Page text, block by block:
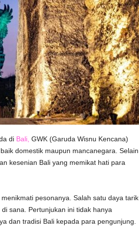
di Bali, GWK (Garuda Wisnu Kencana)
domestik maupun mancanegara. Selain
kesenian Bali yang memikat hati para
pesonanya. Salah satu daya tarik
sana. Pertunjukan ini tidak hanya
dan tradisi Bali kepada para pengunjung.